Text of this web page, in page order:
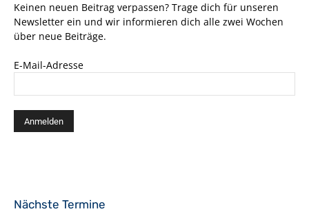
Keinen neuen Beitrag verpassen? Trage dich für unseren
Newsletter ein und wir informieren dich alle zwei Wochen
über neue Beiträge.
E-Mail-Adresse
Nächste Termine